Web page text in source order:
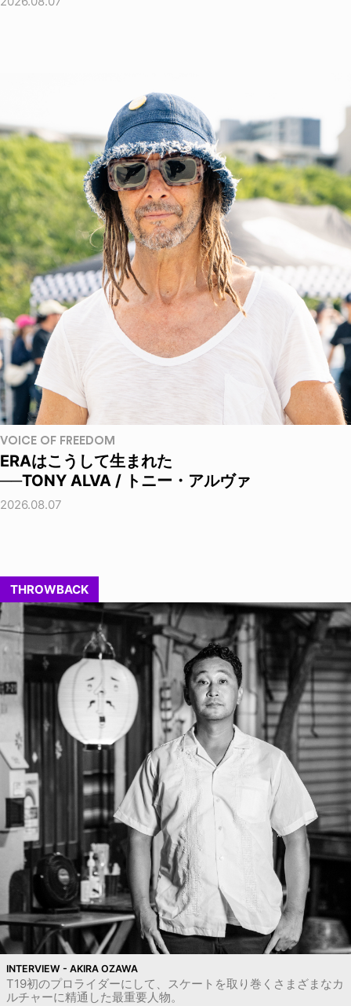
VOICE OF FREEDOM
ERAはこうして生まれた
──TONY ALVA / トニー・アルヴァ
2026.08.07
THROWBACK
INTERVIEW - AKIRA OZAWA
T19初のプロライダーにして、スケートを取り巻くさまざまなカ
ルチャーに精通した最重要人物。